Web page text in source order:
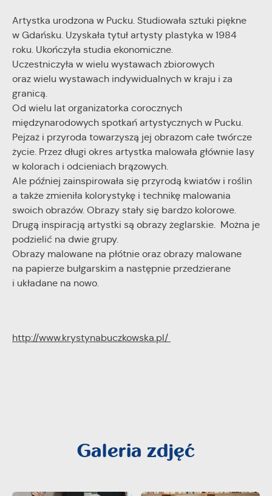
Artystka urodzona w Pucku. Studiowała sztuki piękne
w Gdańsku. Uzyskała tytuł artysty plastyka w 1984
roku. Ukończyła studia ekonomiczne.
Uczestniczyła w wielu wystawach zbiorowych
oraz wielu wystawach indywidualnych w kraju i za
granicą.
Od wielu lat organizatorka corocznych
międzynarodowych spotkań artystycznych w Pucku.
Pejzaż i przyroda towarzyszą jej obrazom całe twórcze
życie. Przez długi okres artystka malowała głównie lasy
w kolorach i odcieniach brązowych.
Ale później zainspirowała się przyrodą kwiatów i roślin
a także zmieniła kolorystykę i technikę malowania
swoich obrazów. Obrazy stały się bardzo kolorowe.
Drugą inspiracją artystki są obrazy żeglarskie. Można je
podzielić na dwie grupy.
Obrazy malowane na płótnie oraz obrazy malowane
na papierze bułgarskim a następnie przedzierane
i układane na nowo.
http://www.krystynabuczkowska.pl/
Galeria zdjęć
cookies gwarantuje dostępność wszystkich funkcjonalności.
partnerów.
Promocyjne pliki cookies służą do prezentowania Ci naszych
komunikatów na podstawie analizy Twoich upodobań oraz
Twoich zwyczajów dotyczących przeglądanej witryny
internetowej. Treści promocyjne mogą pojawić się na
stronach podmiotów trzecich lub firm będących naszymi
partnerami oraz innych dostawców usług. Firmy te działają w
charakterze pośredników prezentujących nasze treści w
postaci wiadomości, ofert, komunikatów mediów
społecznościowych.
Więcej